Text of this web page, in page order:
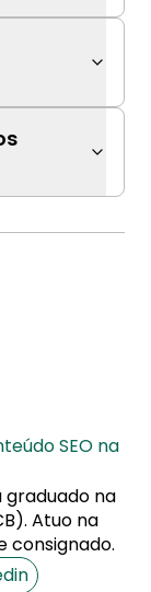
SEO na
graduado na
Atuo na
consignado.